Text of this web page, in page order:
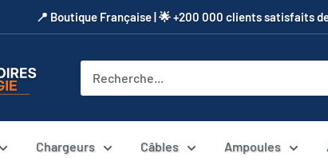
​📍​ Boutique Française | 🌟 +200 000 clients satisfaits
Chargeurs Câbles Ampoules